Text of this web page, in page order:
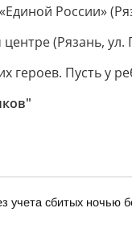
России»
(Рязань, ул.
героев. Пусть у
учета сбитых ночью